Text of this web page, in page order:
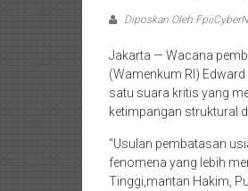
Diposkan
Jakarta — Wacana
(Wamenkum RI)
satu suara kritis yang
ketimpangan struktural
“Usulan pembatasan
fenomena yang lebih
Tinggi,mantan Hakim,